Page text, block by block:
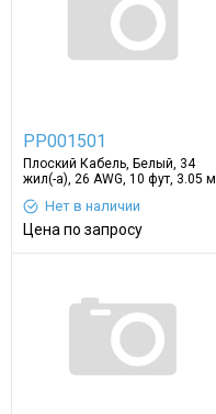
PP001501
Плоский Кабель, Белый, 34
жил(-а), 26 AWG, 10 фут, 3.05 м
Нет в наличии
Цена по запросу